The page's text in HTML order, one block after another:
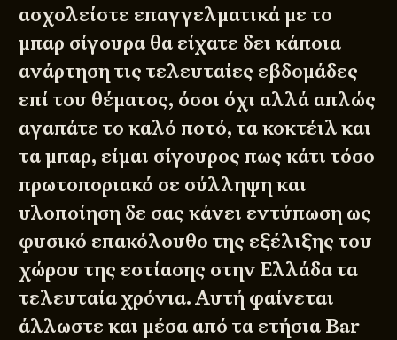
ασχολείστε επαγγελματικά με το
μπαρ σίγουρα θα είχατε δει κάποια
ανάρτηση τις τελευταίες εβδομάδες
επί του θέματος, όσοι όχι αλλά απλώς
αγαπάτε το καλό ποτό, τα κοκτέιλ και
τα μπαρ, είμαι σίγουρος πως κάτι τόσο
πρωτοποριακό σε σύλληψη και
υλοποίηση δε σας κάνει εντύπωση ως
φυσικό επακόλουθο της εξέλιξης του
χώρου της εστίασης στην Ελλάδα τα
τελευταία χρόνια. Αυτή φαίνεται
άλλωστε και μέσα από τα ετήσια Bar